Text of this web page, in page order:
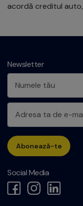
acordă creditul
Newsletter
Abonează-te
Social Media